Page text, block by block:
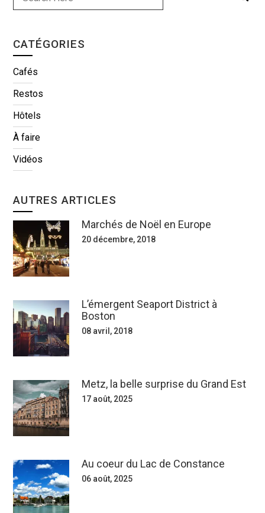
CATÉGORIES
Cafés
Restos
Hôtels
À faire
Vidéos
AUTRES ARTICLES
Marchés de Noël en Europe
20 décembre, 2018
L’émergent Seaport District à
Boston
08 avril, 2018
Metz, la belle surprise du Grand Est
17 août, 2025
Au coeur du Lac de Constance
06 août, 2025